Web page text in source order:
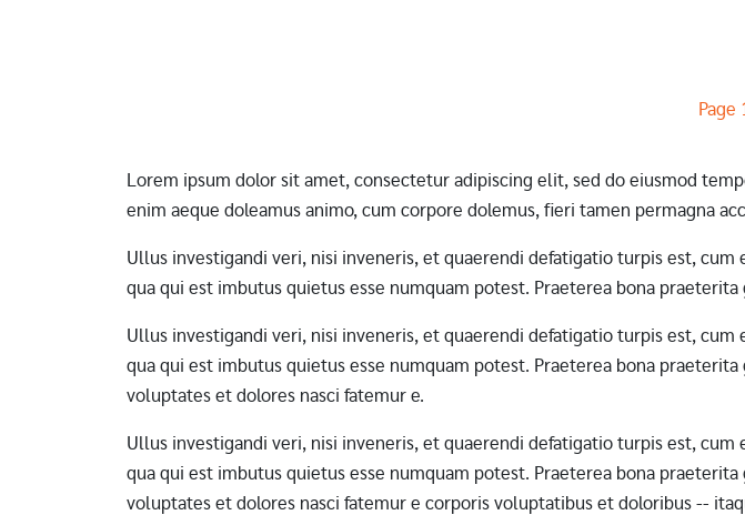
Page 1
Lorem ipsum dolor sit amet, consectetur adipiscing elit, sed do eiusmod
enim aeque doleamus animo, cum corpore dolemus, fieri tamen permagna
Ullus investigandi veri, nisi inveneris, et quaerendi defatigatio turpis est,
qua qui est imbutus quietus esse numquam potest. Praeterea bona
Ullus investigandi veri, nisi inveneris, et quaerendi defatigatio turpis est,
qua qui est imbutus quietus esse numquam potest. Praeterea bona
voluptates et dolores nasci fatemur e.
Ullus investigandi veri, nisi inveneris, et quaerendi defatigatio turpis est,
qua qui est imbutus quietus esse numquam potest. Praeterea bona
voluptates et dolores nasci fatemur e corporis voluptatibus et doloribus --